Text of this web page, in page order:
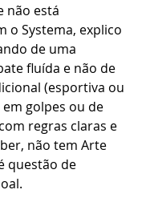
não está
o Systema, explico
de uma
fluída e não de
(esportiva ou
golpes ou de
regras claras e
não tem Arte
questão de